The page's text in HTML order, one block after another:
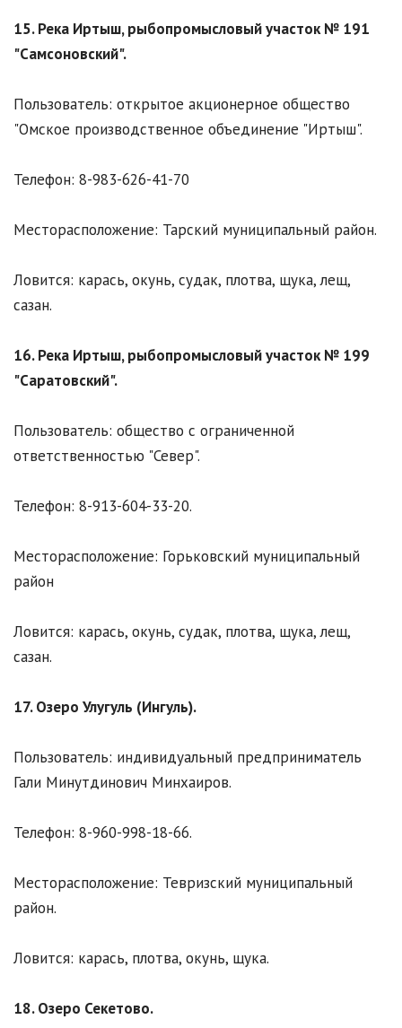
15. Река Иртыш, рыбопромысловый участок № 191
"Самсоновский".
Пользователь: открытое акционерное общество
"Омское производственное объединение "Иртыш".
Телефон: 8-983-626-41-70
Месторасположение: Тарский муниципальный район.
Ловится: карась, окунь, судак, плотва, щука, лещ,
сазан.
16. Река Иртыш, рыбопромысловый участок № 199
"Саратовский".
Пользователь: общество с ограниченной
ответственностью "Север".
Телефон: 8-913-604-33-20.
Месторасположение: Горьковский муниципальный
район
Ловится: карась, окунь, судак, плотва, щука, лещ,
сазан.
17. Озеро Улугуль (Ингуль).
Пользователь: индивидуальный предприниматель
Гали Минутдинович Минхаиров.
Телефон: 8-960-998-18-66.
Месторасположение: Тевризский муниципальный
район.
Ловится: карась, плотва, окунь, щука.
18. Озеро Секетово.